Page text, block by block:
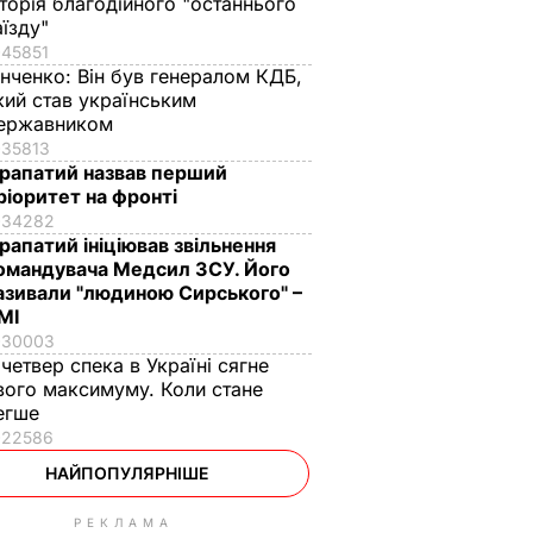
45851
Він був генералом КДБ,
став українським
35813
назвав перший
на фронті
34282
ініціював звільнення
Медсил ЗСУ. Його
"людиною Сирського" –
30003
спека в Україні сягне
максимуму. Коли стане
22586
НАЙПОПУЛЯРНІШЕ
РЕКЛАМА